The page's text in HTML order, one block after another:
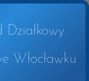
Włocławku